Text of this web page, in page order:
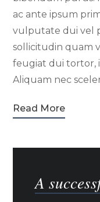
ac ante ipsum
vulputate dui vel
sollicitudin quam
feugiat dui tortor,
Aliquam nec
Read More
A